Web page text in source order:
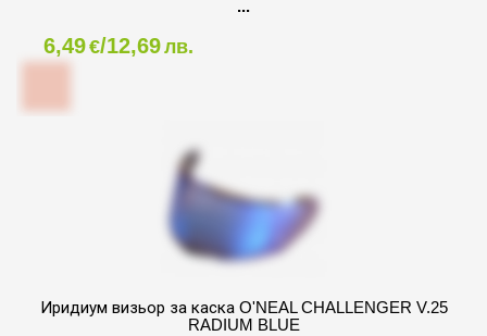
6,49€/12,69лв.
Иридиум визьор за каска O'NEAL CHALLENGER V.25
RADIUM BLUE